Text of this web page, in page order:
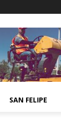
SAN FELIPE